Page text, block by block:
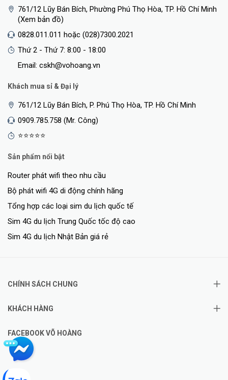
761/12 Lũy Bán Bích, Phường Phú Thọ Hòa, TP. Hồ Chí Minh
(Xem bản đồ)
0828.011.011 hoặc (028)7300.2021
Thứ 2 - Thứ 7: 8:00 - 18:00
Email: cskh@vohoang.vn
Khách mua sỉ & Đại lý
761/12 Lũy Bán Bích, P. Phú Thọ Hòa, TP. Hồ Chí Minh
0909.785.758 (Mr. Công)
⭐⭐⭐⭐⭐
Sản phẩm nổi bật
Router phát wifi theo nhu cầu
Bộ phát wifi 4G di động chính hãng
Tổng hợp các loại sim du lịch quốc tế
Sim 4G du lịch Trung Quốc tốc độ cao
Sim 4G du lịch Nhật Bản giá rẻ
CHÍNH SÁCH CHUNG
KHÁCH HÀNG
FACEBOOK VÕ HOÀNG